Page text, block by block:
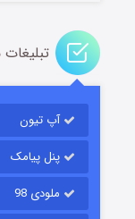
آپ تیون
پنل پیامک
ملودی 98